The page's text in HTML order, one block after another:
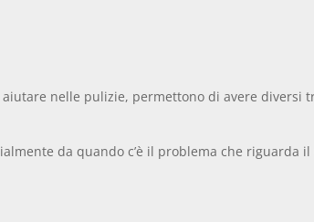
nelle pulizie, permettono di avere diversi
da quando c’è il problema che riguarda